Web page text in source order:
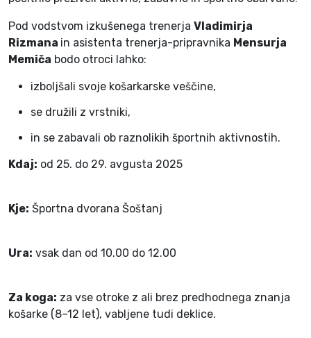
Pod vodstvom izkušenega trenerja Vladimirja
Rizmana in asistenta trenerja-pripravnika Mensurja
Memiča bodo otroci lahko:
izboljšali svoje košarkarske veščine,
se družili z vrstniki,
in se zabavali ob raznolikih športnih aktivnostih.
Kdaj: od 25. do 29. avgusta 2025
Kje: Športna dvorana Šoštanj
Ura: vsak dan od 10.00 do 12.00
Za koga: za vse otroke z ali brez predhodnega znanja
košarke (8–12 let), vabljene tudi deklice.